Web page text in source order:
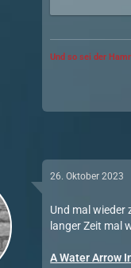
Und so sei der
26. Oktober 2023
Und mal wieder
langer Zeit mal
A Water Arrow